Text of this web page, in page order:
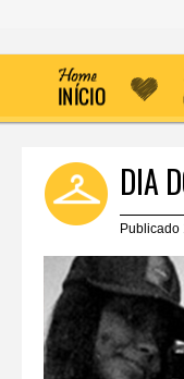
DIA
Publicado